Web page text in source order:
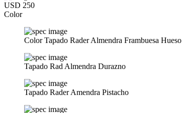
USD 250
Color
Color Tapado Rader Almendra Frambuesa Hueso
Tapado Rad Almendra Durazno
Tapado Rader Amendra Pistacho